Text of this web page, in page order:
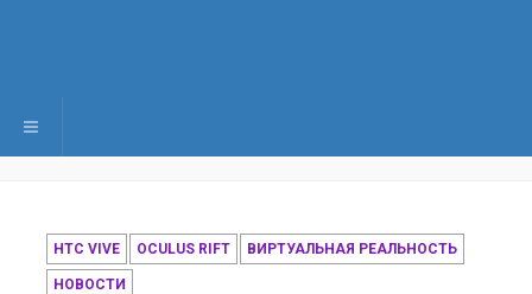
Переключить навигацию
HTC VIVE OCULUS RIFT ВИРТУАЛЬНАЯ РЕАЛЬНОСТЬ
НОВОСТИ